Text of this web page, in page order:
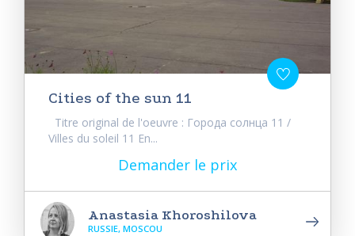
Cities of the sun 11
Titre original de l'oeuvre : Города солнца 11 /
Villes du soleil 11 En...
Demander le prix
Anastasia Khoroshilova
RUSSIE, MOSCOU